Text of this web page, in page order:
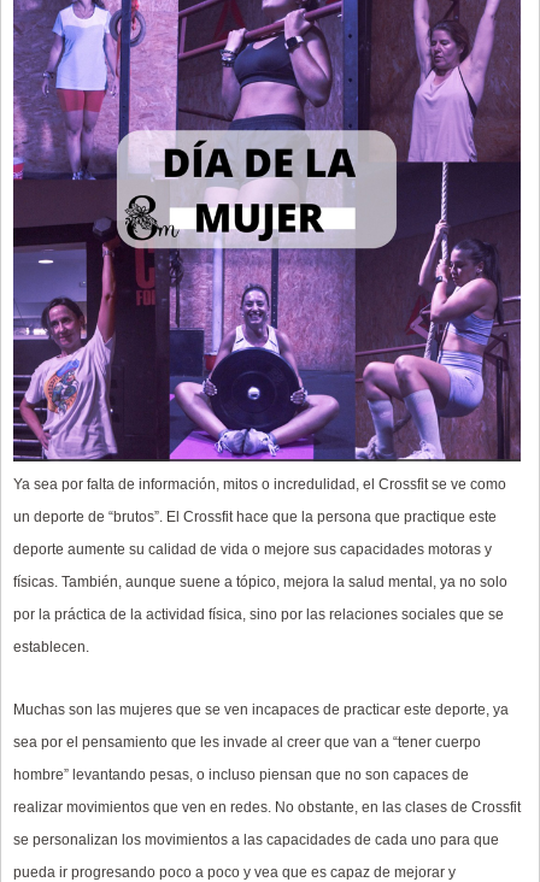
Ya sea por falta de información, mitos o incredulidad, el Crossfit se ve como
un deporte de “brutos”. El Crossfit hace que la persona que practique este
deporte aumente su calidad de vida o mejore sus capacidades motoras y
físicas. También, aunque suene a tópico, mejora la salud mental, ya no solo
por la práctica de la actividad física, sino por las relaciones sociales que se
establecen.
Muchas son las mujeres que se ven incapaces de practicar este deporte, ya
sea por el pensamiento que les invade al creer que van a “tener cuerpo
hombre” levantando pesas, o incluso piensan que no son capaces de
realizar movimientos que ven en redes. No obstante, en las clases de Crossfit
se personalizan los movimientos a las capacidades de cada uno para que
pueda ir progresando poco a poco y vea que es capaz de mejorar y